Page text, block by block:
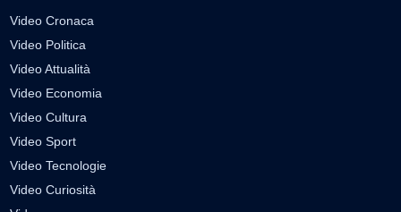
Video Cronaca
Video Politica
Video Attualità
Video Economia
Video Cultura
Video Sport
Video Tecnologie
Video Curiosità